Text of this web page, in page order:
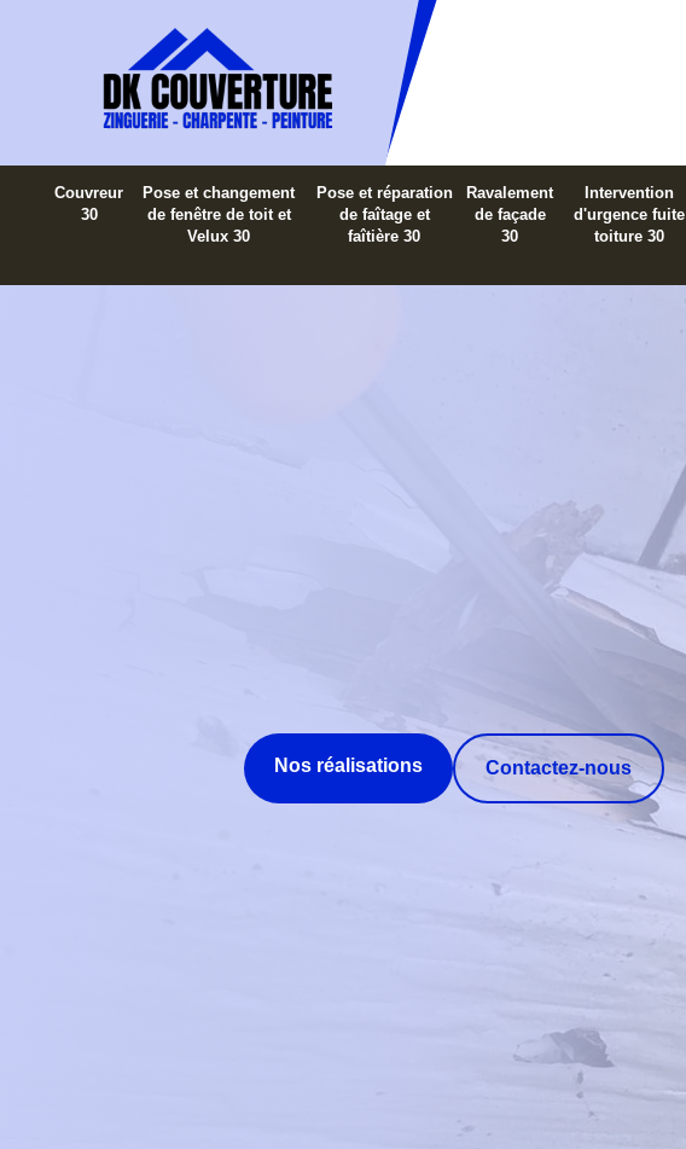
Couvreur
30
Pose et changement
de fenêtre de toit et
Velux 30
Pose et réparation
de faîtage et
faîtière 30
Ravalement
de façade
30
Intervention
d'urgence fuite
toiture 30
Nos réalisations Contactez-nous